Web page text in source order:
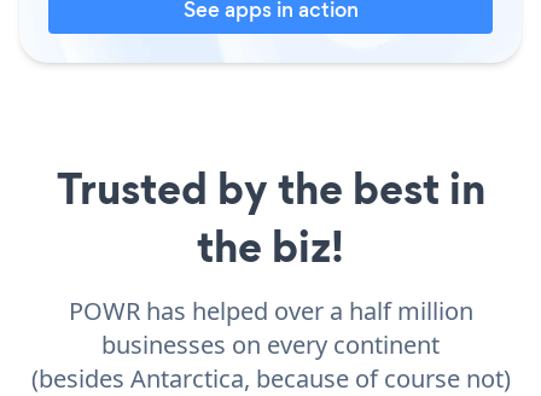
See apps in action
Trusted by the best in
the biz!
POWR has helped over a half million
businesses on every continent
(besides Antarctica, because of course not)